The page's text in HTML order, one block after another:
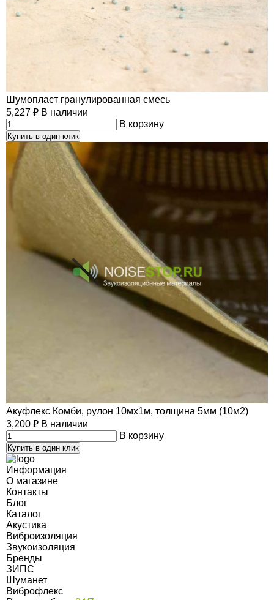
Шумопласт гранулированная смесь
5,227 ₽ В наличии
В корзину
Купить в один клик
Акуфлекс Комби, рулон 10мх1м, толщина 5мм (10м2)
3,200 ₽ В наличии
В корзину
Купить в один клик
Информация
О магазине
Контакты
Блог
Каталог
Акустика
Виброизоляция
Звукоизоляция
Бренды
ЗИПС
Шуманет
Виброфлекс